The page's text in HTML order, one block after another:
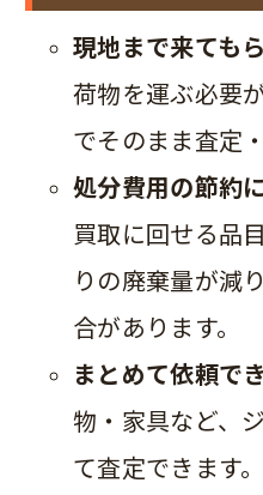
現地まで来ても
荷物を運ぶ必要
でそのまま査定
処分費用の節約
買取に回せる品
りの廃棄量が減
合があります。
まとめて依頼で
物・家具など、
て査定できます